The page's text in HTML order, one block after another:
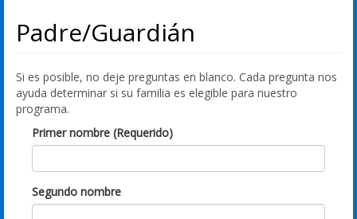
Padre/Guardián
Si es posible, no deje preguntas en blanco. Cada pregunta nos
ayuda determinar si su familia es elegible para nuestro
programa.
Primer nombre (Requerido)
Segundo nombre